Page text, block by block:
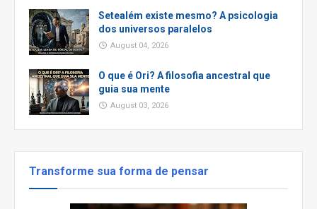
Setealém existe mesmo? A psicologia
dos universos paralelos
August 04, 2026
O que é Ori? A filosofia ancestral que
guia sua mente
August 03, 2026
Transforme sua forma de pensar